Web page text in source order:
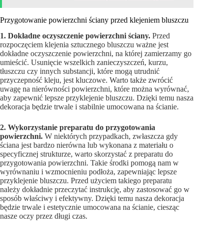
Przygotowanie powierzchni ściany przed klejeniem bluszczu
1. Dokładne oczyszczenie powierzchni ściany. Przed
rozpoczęciem klejenia sztucznego bluszczu ważne jest
dokładne oczyszczenie powierzchni, na której zamierzamy go
umieścić. Usunięcie wszelkich zanieczyszczeń, kurzu,
tłuszczu czy innych substancji, które mogą utrudnić
przyczepność kleju, jest kluczowe. Warto także zwrócić
uwagę na nierówności powierzchni, które można wyrównać,
aby zapewnić lepsze przyklejenie bluszczu. Dzięki temu nasza
dekoracja będzie trwale i stabilnie umocowana na ścianie.
2. Wykorzystanie preparatu do przygotowania
powierzchni. W niektórych przypadkach, zwłaszcza gdy
ściana jest bardzo nierówna lub wykonana z materiału o
specyficznej strukturze, warto skorzystać z preparatu do
przygotowania powierzchni. Takie środki pomogą nam w
wyrównaniu i wzmocnieniu podłoża, zapewniając lepsze
przyklejenie bluszczu. Przed użyciem takiego preparatu
należy dokładnie przeczytać instrukcję, aby zastosować go w
sposób właściwy i efektywny. Dzięki temu nasza dekoracja
będzie trwale i estetycznie umocowana na ścianie, ciesząc
nasze oczy przez długi czas.